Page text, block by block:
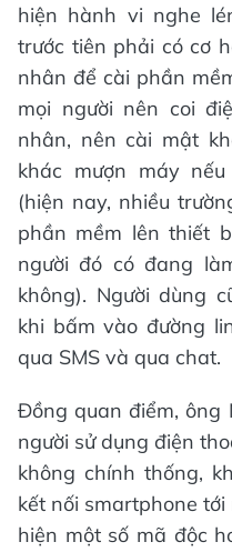
hiện hành vi nghe
trước tiên phải có cơ
nhân để cài phần
mọi người nên coi
nhân, nên cài mật
khác mượn máy
(hiện nay, nhiều
phần mềm lên thiết
người đó có đang
không). Người dùng
khi bấm vào đường
qua SMS và qua chat.
Đồng quan điểm, ông
người sử dụng điện
không chính thống,
kết nối smartphone
hiện một số mã độc